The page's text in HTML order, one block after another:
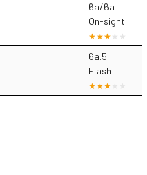
6a/6a+
On-sight
6a.5
Flash